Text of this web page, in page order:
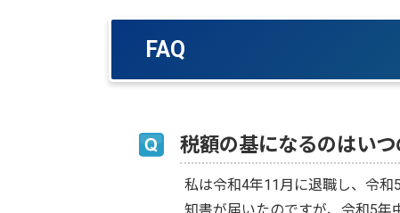
FAQ
税額の基になるのはいつ
私は令和4年11月に退職し、令